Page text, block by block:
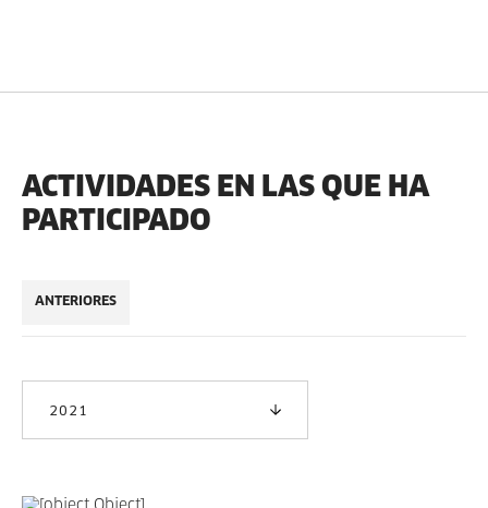
ACTIVIDADES EN LAS QUE HA
PARTICIPADO
ANTERIORES
2021